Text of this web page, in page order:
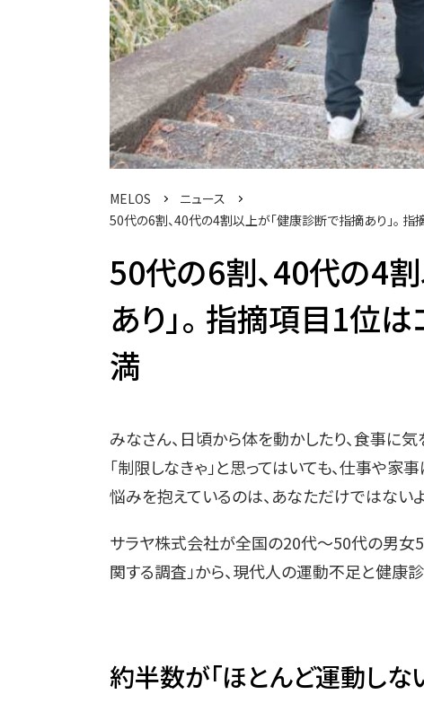
MELOS
ニュース
50代の6割、40代の4割以上が「健康診断で指摘あり」。
50代の6割、40代の4
あり」。 指摘項目1位
満
みなさん、日頃から体を動かしたり、食事に気
「制限しなきゃ」と思ってはいても、仕事や
悩みを抱えているのは、あなただけではないよ
サラヤ株式会社が全国の20代〜50代の男女
関する調査」から、現代人の運動不足と健康
約半数が「ほとんど運動しな